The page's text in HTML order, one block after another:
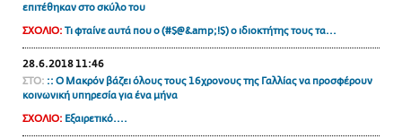
επιτέθηκαν στο σκύλο του
ΣΧΟΛΙΟ: Τι φταίνε αυτά που ο (#$@&amp;!$) ο ιδιοκτήτης τους τα...
28.6.2018 11:46
ΣΤΟ: :: Ο Μακρόν βάζει όλους τους 16χρονους της Γαλλίας να προσφέρουν
κοινωνική υπηρεσία για ένα μήνα
ΣΧΟΛΙΟ: Εξαιρετικό....